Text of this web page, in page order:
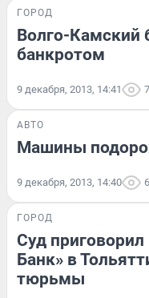
ГОРОД
Волго-Камский
банкротом
9 декабря, 2013, 14:41
АВТО
Машины
9 декабря, 2013, 14:40
ГОРОД
Суд приговорил
Банк» в
тюрьмы